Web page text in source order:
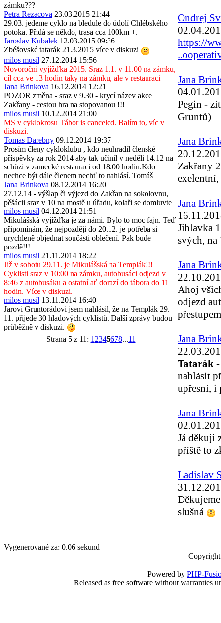
zámku???
Petra Rezacova 23.03.2015 21:44
29.03. jedeme cyklo na bledule do údolí Chlébského
potoka. Přidá se někdo, trasa cca 100km +.
Jaroslav Kubalek 12.03.2015 09:36
Zbéšovské tatarák 21.3.2015 více v diskuzi
milos musil 27.12.2014 15:56
Novoroční vyjížďka 2015. Sraz 1.1. v 11.00 na zámku,
cíl cca ve 13 hodin taky na zámku, ale v restauraci
Jana Brinkova 16.12.2014 12:21
POZOR změna - sraz v 9.30 - krycí název akce
Zakřany - cestou hra na stopovanou !!!
milos musil 10.12.2014 21:00
MS v cyklokrosu Tábor is canceled. Balím to, víc v
diskuzi.
Tomas Darebny 09.12.2014 19:37
Prosím členy cykloklubu , kdo neuhradil členské
příspěvky za rok 2014 aby tak učinil v neděli 14.12 na
schůzi v zámecké restauraci od 18.00 hodin.Kdo
nechce být dále členem nechť to nahlásí. Tomáš
Jana Brinkova 08.12.2014 16:20
27.12.14 - výšlap či výjezd do Zakřan na sokolovnu,
pěšácii sraz v 10 na mostě u úřadu, kolaři se domluvte
milos musil 04.12.2014 21:51
Mikulášská vyjížďka je za námi. Bylo to moc fajn. Teď
připomínám, že nejpozději do 20.12. je potřeba si
urychleně objednat součásti oblečení. Pak bude
pozdě!!!
milos musil 21.11.2014 18:22
Již v sobotu 29.11. je Mikulášská na Templák!!!
Cyklisti sraz v 10:00 na zámku, autobusáci odjezd v
8:46 z autobusáku a ostatní ať dorazí do tábora do 11
hodin. Více v diskuzi.
milos musil 13.11.2014 16:40
Jarovi Gruntorádovi jsem nahlásil, že na Templák 29.
11. přijede 30 hladových cyklistů. Další zprávy budou
průběžně v diskuzi.
Strana 5 z 11: 1 2345678...11
Ondrej
https://
Jana
Pegin -
Gruntů)
Jana
Zakřany
exelentní,
Jana
Jihlavka
svých, na
Jana
Ahoj
odjezd
Jana
Tatarák
nahlásit
upřesní, i
Jana
Já děkuji
příště to
Ladislav
slušná
Vygenerované za: 0.06 sekund
Powered by PHP-
Released as free software without warranties